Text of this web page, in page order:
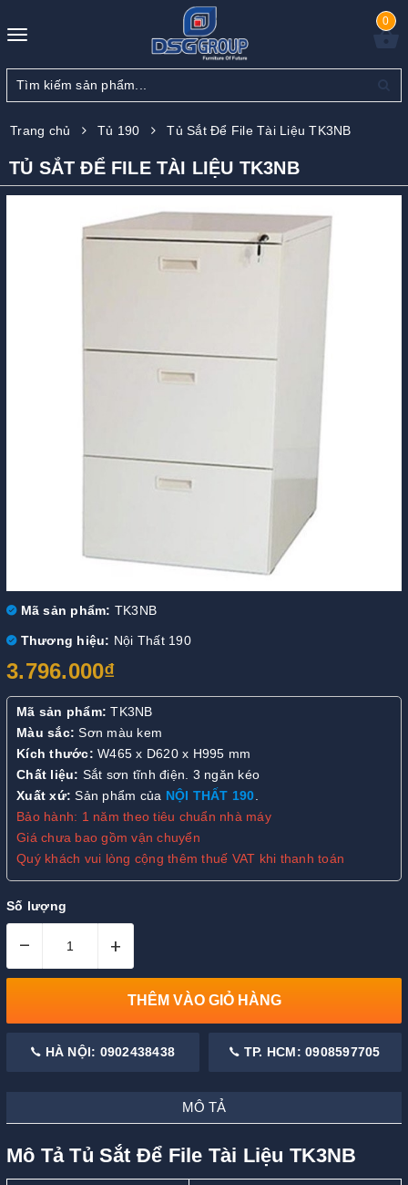
Toggle
0
Trang chủ Tủ 190 Tủ Sắt Để File Tài Liệu TK3NB
TỦ SẮT ĐỂ FILE TÀI LIỆU TK3NB
Mã sản phẩm: TK3NB
Thương hiệu: Nội Thất 190
3.796.000₫
Mã sản phẩm: TK3NB
Màu sắc: Sơn màu kem
Kích thước: W465 x D620 x H995 mm
Chất liệu: Sắt sơn tĩnh điện. 3 ngăn kéo
Xuất xứ: Sản phẩm của NỘI THẤT 190.
Bảo hành: 1 năm theo tiêu chuẩn nhà máy
Giá chưa bao gồm vận chuyển
Quý khách vui lòng cộng thêm thuế VAT khi thanh toán
Số lượng
– +
THÊM VÀO GIỎ HÀNG
HÀ NỘI: 0902438438 TP. HCM: 0908597705
MÔ TẢ
Mô Tả Tủ Sắt Để File Tài Liệu TK3NB